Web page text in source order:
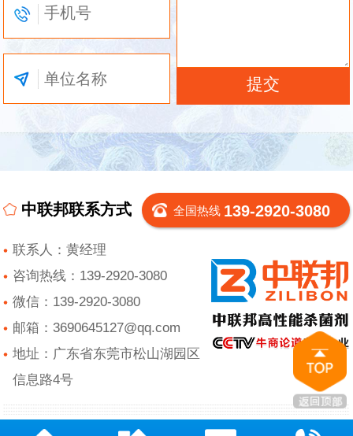
中联邦联系方式 全国热线 139-2920-3080
联系人：黄经理
咨询热线：139-2920-3080
微信：139-2920-3080
邮箱：3690645127@qq.com
地址：广东省东莞市松山湖园区
信息路4号